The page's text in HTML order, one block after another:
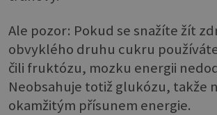
Ale pozor: Pokud se snažíte žít
obvyklého druhu cukru
čili fruktózu, mozku energii
Neobsahuje totiž glukózu, takže
okamžitým přísunem energie.